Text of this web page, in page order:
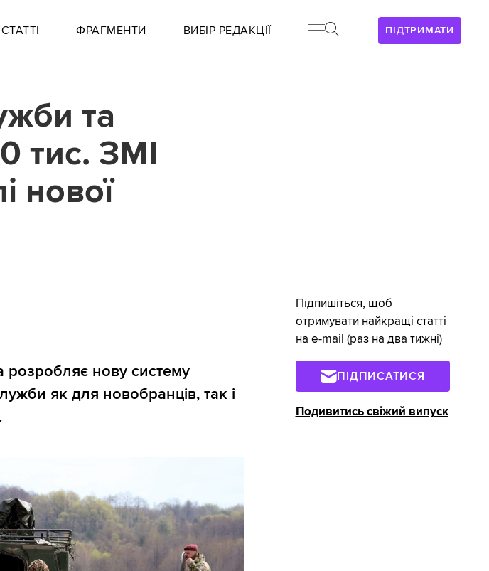
ПІДТРИМАТИ
СТАТТІ ФРАГМЕНТИ ВИБІР РЕДАКЦІЇ
та
тис. ЗМІ
нової
розробляє нову систему
як для новобранців, так і
Підпишіться, щоб
отримувати найкращі статті
на e-mail (раз на два тижні)
ПІДПИСАТИСЯ
Подивитись свіжий випуск